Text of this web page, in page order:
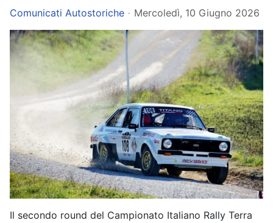
Comunicati Autostoriche Mercoledì, 10 Giugno 2026
Il secondo round del Campionato Italiano Rally Terra